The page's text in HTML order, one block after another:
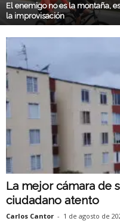
El enemigo no es la montaña, es
la improvisación
La mejor cámara de
ciudadano atento
Carlos Cantor - 1 de agosto de